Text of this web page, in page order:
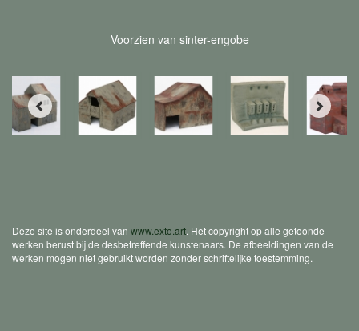
Voorzien van sinter-engobe
Deze site is onderdeel van www.exto.art. Het copyright op alle getoonde
werken berust bij de desbetreffende kunstenaars. De afbeeldingen van de
werken mogen niet gebruikt worden zonder schriftelijke toestemming.